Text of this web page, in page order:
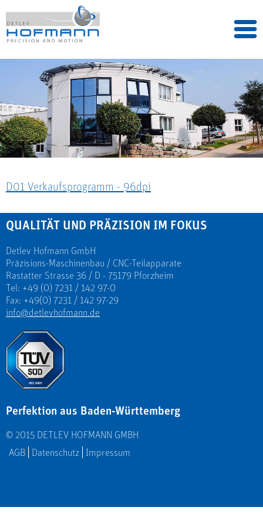
D01_Verkaufsprogramm - 96dpi
QUALITÄT UND PRÄZISION IM FOKUS
Detlev Hofmann GmbH
Präzisions-Maschinenbau / CNC-Teilapparate
Rastatter Strasse 36 / D - 75179 Pforzheim
Tel: +49 (0) 7231 / 142 97-0
Fax: +49(0) 7231 / 142 97-29
info@detlevhofmann.de
Perfektion aus Baden-Württemberg
© 2015 DETLEV HOFMANN GMBH
AGB Datenschutz Impressum